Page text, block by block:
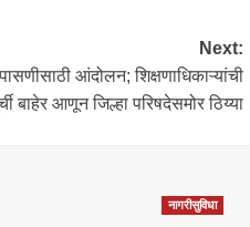
Next:
आंदोलन; शिक्षणाधिकाऱ्यांची
बाहेर आणून जिल्हा परिषदेसमोर ठिय्या
नागरीसुविधा